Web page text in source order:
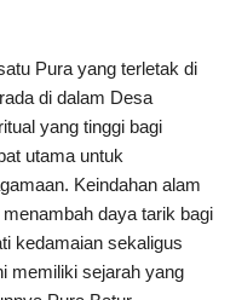
Pura yang terletak di
di dalam Desa
yang tinggi bagi
utama untuk
Keindahan alam
daya tarik bagi
kedamaian sekaligus
memiliki sejarah yang